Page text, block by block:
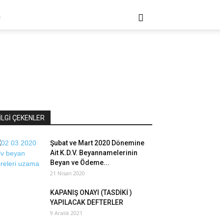
İLGİ ÇEKENLER
Şubat ve Mart 2020 Dönemine
Ait K.D.V. Beyannamelerinin
Beyan ve Ödeme...
21 Nisan 2020
KAPANIŞ ONAYI (TASDİKİ )
YAPILACAK DEFTERLER
9 Aralık 2021